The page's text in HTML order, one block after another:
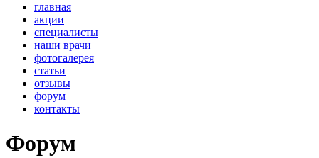
главная
акции
специалисты
наши врачи
фотогалерея
статьи
отзывы
форум
контакты
Форум